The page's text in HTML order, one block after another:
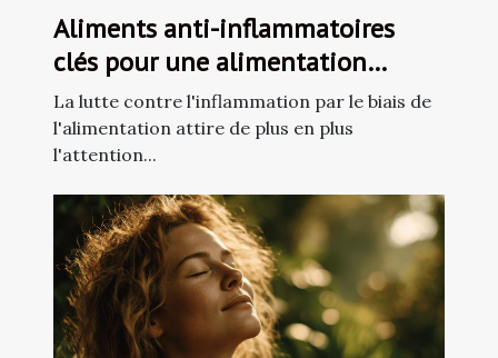
Aliments anti-inflammatoires
clés pour une alimentation
équilibrée
La lutte contre l'inflammation par le biais de
l'alimentation attire de plus en plus
l'attention...